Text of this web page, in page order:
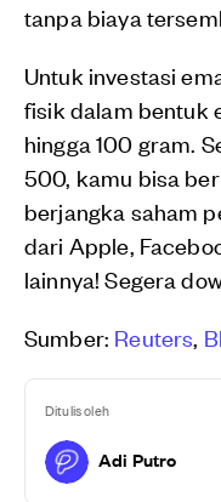
tanpa biaya
Untuk investasi
fisik dalam bentuk
hingga 100 gram.
500, kamu bisa
berjangka saham
dari Apple,
lainnya! Segera
Sumber: Reuters,
Ditulis oleh
Adi Putro